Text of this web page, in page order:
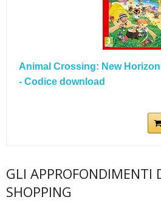
Animal Crossing: New
- Codice download
GLI APPROFONDIMENTI
SHOPPING